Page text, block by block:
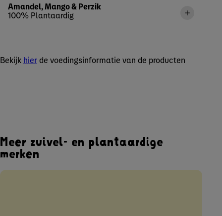
100% Plantaardig
Amandel, Mango & Perzik
Bekijk hierde voedingsinformatie van de producten
Meer zuivel- en plantaardige
merken